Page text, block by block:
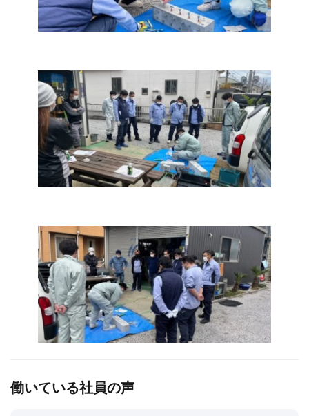
働いている社員の声